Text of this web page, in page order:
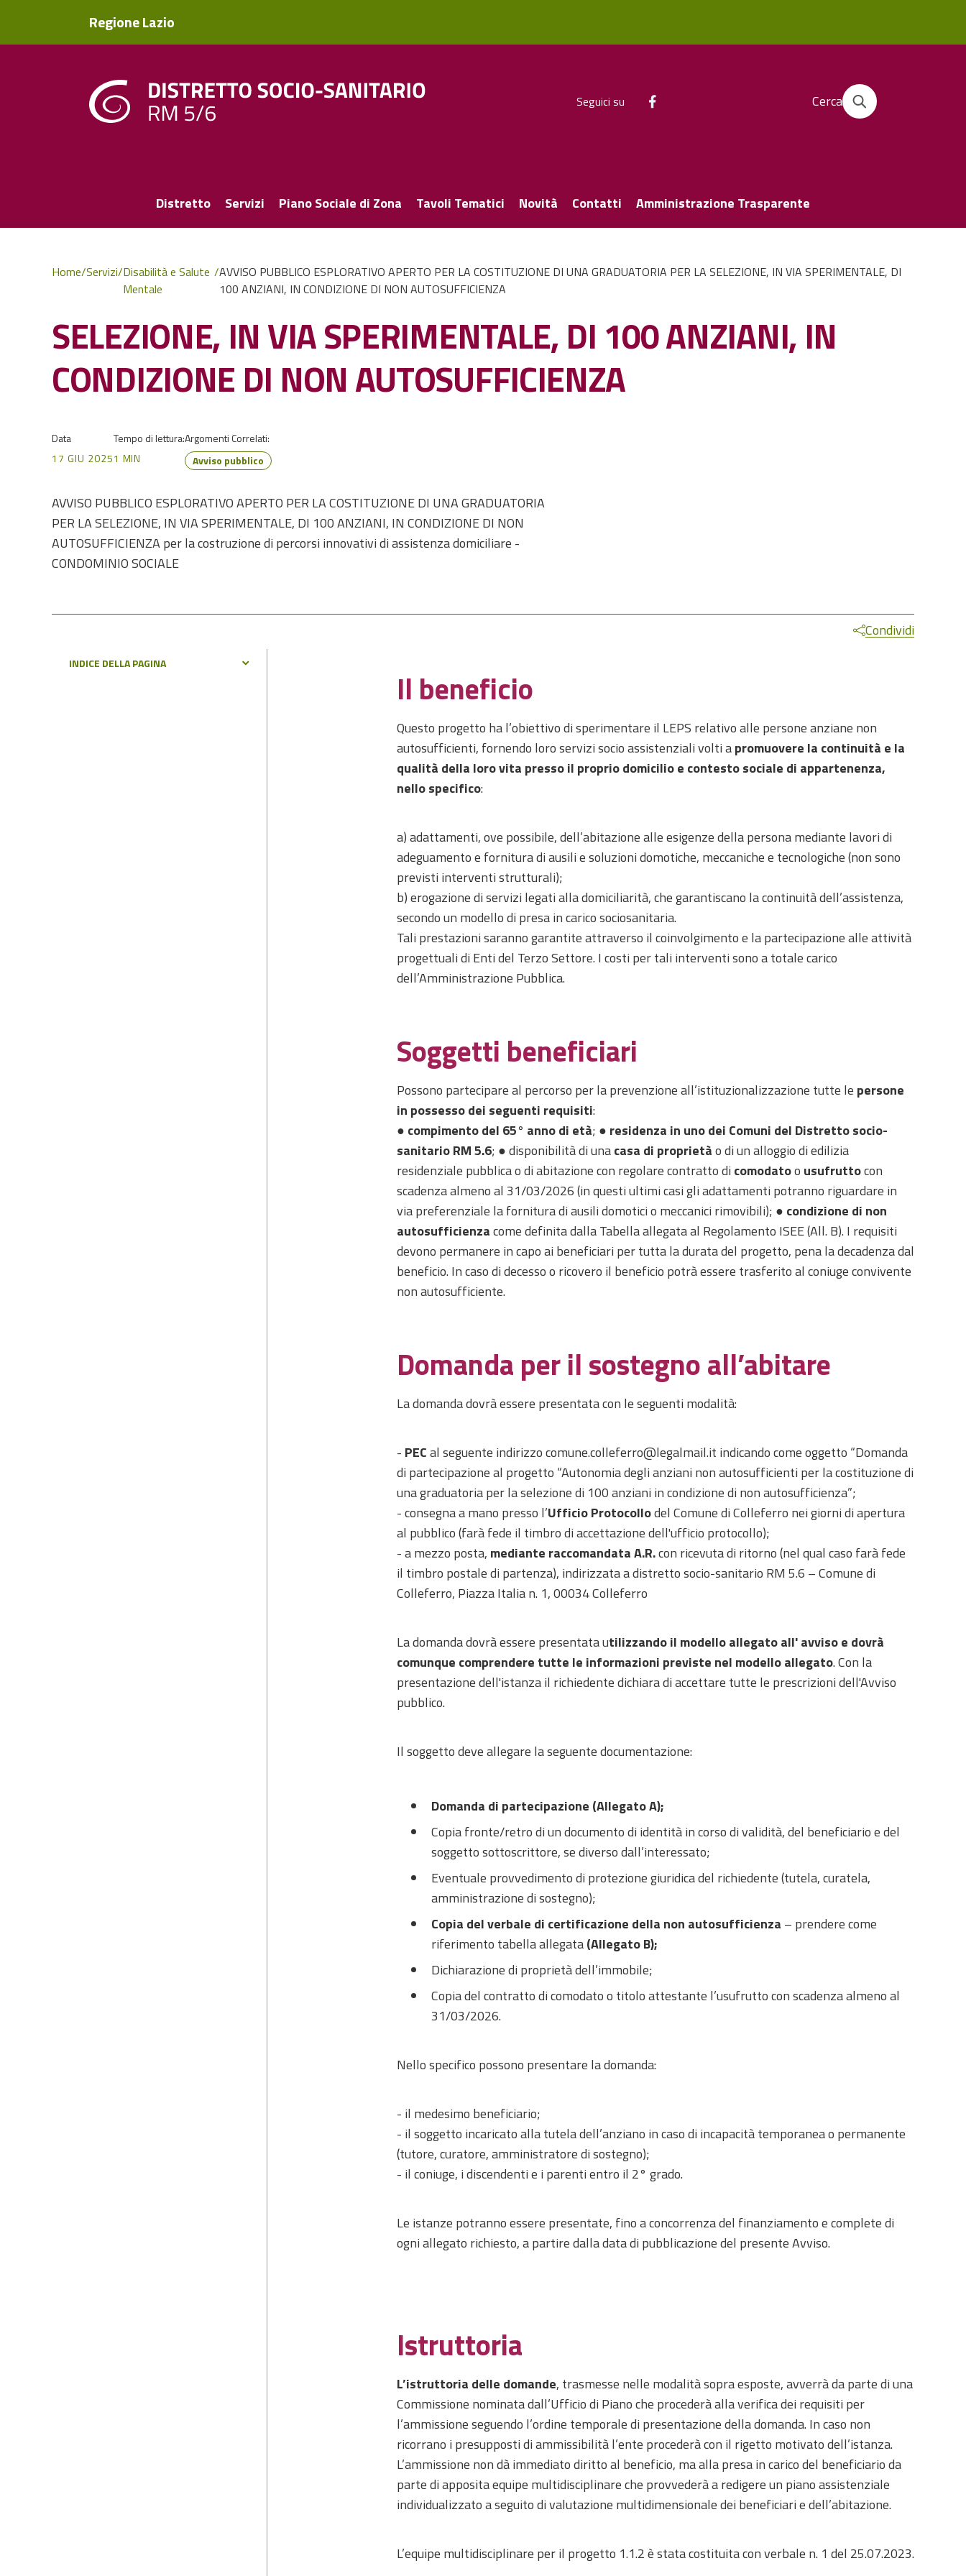
Regione Lazio
Seguici su Cerca
Distretto Servizi Piano Sociale di Zona Tavoli Tematici Novità Contatti Amministrazione Trasparente
Home/Servizi/Disabilità e Salute
Mentale
/AVVISO PUBBLICO ESPLORATIVO APERTO PER LA COSTITUZIONE DI UNA GRADUATORIA PER LA SELEZIONE, IN VIA SPERIMENTALE, DI
100 ANZIANI, IN CONDIZIONE DI NON AUTOSUFFICIENZA
SELEZIONE, IN VIA SPERIMENTALE, DI 100 ANZIANI, IN
CONDIZIONE DI NON AUTOSUFFICIENZA
Data
17 GIU 2025
Tempo di lettura:
1 MIN
Argomenti Correlati:
Avviso pubblico
AVVISO PUBBLICO ESPLORATIVO APERTO PER LA COSTITUZIONE DI UNA GRADUATORIA
PER LA SELEZIONE, IN VIA SPERIMENTALE, DI 100 ANZIANI, IN CONDIZIONE DI NON
AUTOSUFFICIENZA per la costruzione di percorsi innovativi di assistenza domiciliare -
CONDOMINIO SOCIALE
Condividi
Il beneficio
Questo progetto ha l’obiettivo di sperimentare il LEPS relativo alle persone anziane non
autosufficienti, fornendo loro servizi socio assistenziali volti apromuovere la continuità e la
qualità della loro vita presso il proprio domicilio e contesto sociale di appartenenza,
nello specifico:
a) adattamenti, ove possibile, dell’abitazione alle esigenze della persona mediante lavori di
adeguamento e fornitura di ausili e soluzioni domotiche, meccaniche e tecnologiche (non sono
previsti interventi strutturali);
b) erogazione di servizi legati alla domiciliarità, che garantiscano la continuità dell’assistenza,
secondo un modello di presa in carico sociosanitaria.
Tali prestazioni saranno garantite attraverso il coinvolgimento e la partecipazione alle attività
progettuali di Enti del Terzo Settore. I costi per tali interventi sono a totale carico
dell’Amministrazione Pubblica.
Soggetti beneficiari
Possono partecipare al percorso per la prevenzione all’istituzionalizzazione tutte le persone
in possesso dei seguenti requisiti:
● compimento del 65° anno di età; ● residenza in uno dei Comuni del Distretto socio-
sanitario RM 5.6; ● disponibilità di unacasa di proprietào di un alloggio di edilizia
residenziale pubblica o di abitazione con regolare contratto di comodatoo usufruttocon
scadenza almeno al 31/03/2026(in questi ultimi casi gli adattamenti potranno riguardare in
via preferenziale la fornitura di ausili domotici o meccanici rimovibili); ● condizione di non
autosufficienzacome definita dalla Tabella allegata al Regolamento ISEE (All. B). I requisiti
devono permanere in capo ai beneficiari per tutta la durata del progetto, pena la decadenza dal
beneficio. In caso di decesso o ricovero il beneficio potrà essere trasferito al coniuge convivente
non autosufficiente.
Domanda per il sostegno all’abitare
La domanda dovrà essere presentata con le seguenti modalità:
- PECal seguente indirizzo comune.colleferro@legalmail.it indicando come oggetto “Domanda
di partecipazione al progetto “Autonomia degli anziani non autosufficienti per la costituzione di
una graduatoria per la selezione di 100 anziani in condizione di non autosufficienza”;
- consegna a mano presso l’Ufficio Protocollodel Comune di Colleferro nei giorni di apertura
al pubblico (farà fede il timbro di accettazione dell'ufficio protocollo);
- a mezzo posta, mediante raccomandata A.R.con ricevuta di ritorno (nel qual caso farà fede
il timbro postale di partenza), indirizzata a distretto socio-sanitario RM 5.6 – Comune di
Colleferro, Piazza Italia n. 1, 00034 Colleferro
La domanda dovrà essere presentata utilizzando il modello allegato all' avviso e dovrà
comunque comprendere tutte le informazioni previste nel modello allegato. Con la
presentazione dell'istanza il richiedente dichiara di accettare tutte le prescrizioni dell'Avviso
pubblico.
Il soggetto deve allegare la seguente documentazione:
Domanda di partecipazione (Allegato A);
Copia fronte/retro di un documento di identità in corso di validità, del beneficiario e del
soggetto sottoscrittore, se diverso dall’interessato;
Eventuale provvedimento di protezione giuridica del richiedente (tutela, curatela,
amministrazione di sostegno);
Copia del verbale di certificazione della non autosufficienza – prendere come
riferimento tabella allegata(Allegato B);
Dichiarazione di proprietà dell’immobile;
Copia del contratto di comodato o titolo attestante l’usufrutto con scadenza almeno al
31/03/2026.
Nello specifico possono presentare la domanda:
- il medesimo beneficiario;
- il soggetto incaricato alla tutela dell’anziano in caso di incapacità temporanea o permanente
(tutore, curatore, amministratore di sostegno);
- il coniuge, i discendenti e i parenti entro il 2° grado.
Le istanze potranno essere presentate, fino a concorrenza del finanziamento e complete di
ogni allegato richiesto, a partire dalla data di pubblicazione del presente Avviso.
Istruttoria
L’istruttoria delle domande, trasmesse nelle modalità sopra esposte, avverrà da parte di una
Commissione nominata dall’Ufficio di Piano che procederà alla verifica dei requisiti per
l’ammissione seguendo l’ordine temporale di presentazione della domanda. In caso non
ricorrano i presupposti di ammissibilità l’ente procederà con il rigetto motivato dell’istanza.
L’ammissione non dà immediato diritto al beneficio, ma alla presa in carico del beneficiario da
parte di apposita equipe multidisciplinare che provvederà a redigere un piano assistenziale
individualizzato a seguito di valutazione multidimensionale dei beneficiari e dell’abitazione.
L’equipe multidisciplinare per il progetto 1.1.2 è stata costituita con verbale n. 1 del 25.07.2023.